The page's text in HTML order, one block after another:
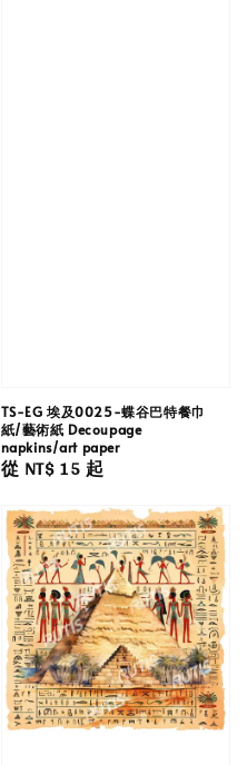
TS-EG 埃及0025-蝶谷巴特餐巾
紙/藝術紙 Decoupage
napkins/art paper
Regular
從 NT$ 15起